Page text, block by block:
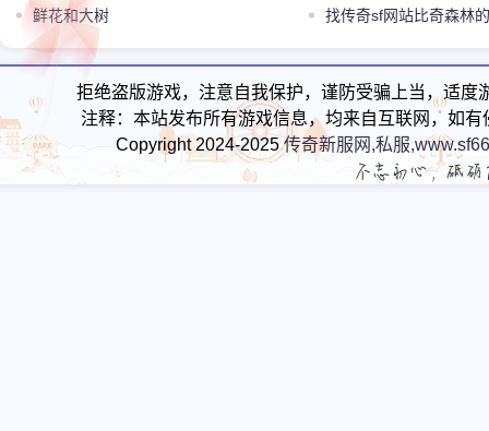
笼超越极限了
鲜花和大树
找传奇sf网站比奇森林
新手玩家的原始积累都在
拒绝盗版游戏，注意自我保护，谨防受骗上当，适
注释：本站发布所有游戏信息，均来自互联网，如
Copyright 2024-2025传奇新服网,私服